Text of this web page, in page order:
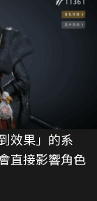
效果」的系
直接影響角色